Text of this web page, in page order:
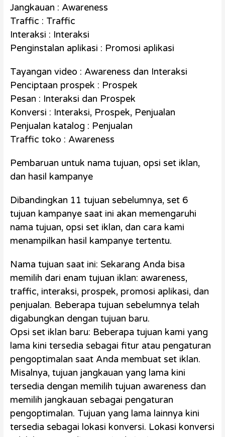
Jangkauan : Awareness
Traffic : Traffic
Interaksi : Interaksi
Penginstalan aplikasi : Promosi aplikasi
Tayangan video : Awareness dan Interaksi
Penciptaan prospek : Prospek
Pesan : Interaksi dan Prospek
Konversi : Interaksi, Prospek, Penjualan
Penjualan katalog : Penjualan
Traffic toko : Awareness
Pembaruan untuk nama tujuan, opsi set iklan,
dan hasil kampanye
Dibandingkan 11 tujuan sebelumnya, set 6
tujuan kampanye saat ini akan memengaruhi
nama tujuan, opsi set iklan, dan cara kami
menampilkan hasil kampanye tertentu.
Nama tujuan saat ini: Sekarang Anda bisa
memilih dari enam tujuan iklan: awareness,
traffic, interaksi, prospek, promosi aplikasi, dan
penjualan. Beberapa tujuan sebelumnya telah
digabungkan dengan tujuan baru.
Opsi set iklan baru: Beberapa tujuan kami yang
lama kini tersedia sebagai fitur atau pengaturan
pengoptimalan saat Anda membuat set iklan.
Misalnya, tujuan jangkauan yang lama kini
tersedia dengan memilih tujuan awareness dan
memilih jangkauan sebagai pengaturan
pengoptimalan. Tujuan yang lama lainnya kini
tersedia sebagai lokasi konversi. Lokasi konversi